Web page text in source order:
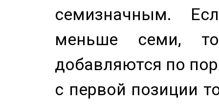
семизначным.
меньше семи,
добавляются по
с первой позиции